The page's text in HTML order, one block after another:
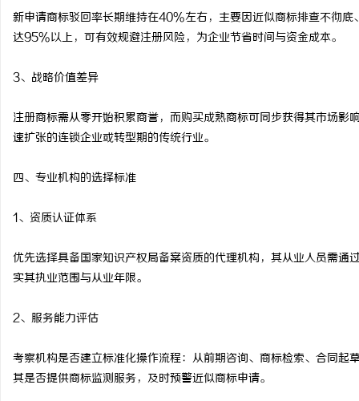
新申请商标驳回率长期维持在40%左右，主要因近似商标排查不彻
达95%以上，可有效规避注册风险，为企业节省时间与资金成本。
3、战略价值差异
注册商标需从零开始积累商誉，而购买成熟商标可同步获得其市场
速扩张的连锁企业或转型期的传统行业。
四、专业机构的选择标准
1、资质认证体系
优先选择具备国家知识产权局备案资质的代理机构，其从业人员需
实其执业范围与从业年限。
2、服务能力评估
考察机构是否建立标准化操作流程：从前期咨询、商标检索、合同
其是否提供商标监测服务，及时预警近似商标申请。